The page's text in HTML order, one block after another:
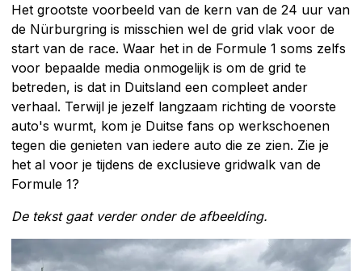
Het grootste voorbeeld van de kern van de 24 uur van
de Nürburgring is misschien wel de grid vlak voor de
start van de race. Waar het in de Formule 1 soms zelfs
voor bepaalde media onmogelijk is om de grid te
betreden, is dat in Duitsland een compleet ander
verhaal. Terwijl je jezelf langzaam richting de voorste
auto's wurmt, kom je Duitse fans op werkschoenen
tegen die genieten van iedere auto die ze zien. Zie je
het al voor je tijdens de exclusieve gridwalk van de
Formule 1?
De tekst gaat verder onder de afbeelding.